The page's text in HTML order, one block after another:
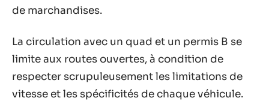
de marchandises.
La circulation avec un quad et un permis B se
limite aux routes ouvertes, à condition de
respecter scrupuleusement les limitations de
vitesse et les spécificités de chaque véhicule.